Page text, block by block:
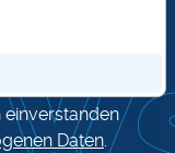
einverstanden
Daten.